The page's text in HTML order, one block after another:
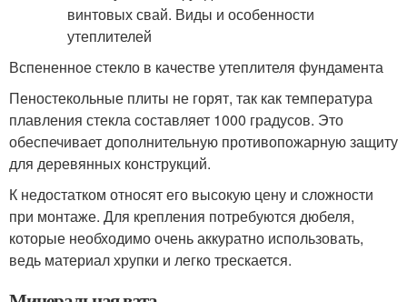
Вспененное стекло в качестве утеплителя фундамента
Пеностекольные плиты не горят, так как температура
плавления стекла составляет 1000 градусов. Это
обеспечивает дополнительную противопожарную защиту
для деревянных конструкций.
К недостатком относят его высокую цену и сложности
при монтаже. Для крепления потребуются дюбеля,
которые необходимо очень аккуратно использовать,
ведь материал хрупки и легко трескается.